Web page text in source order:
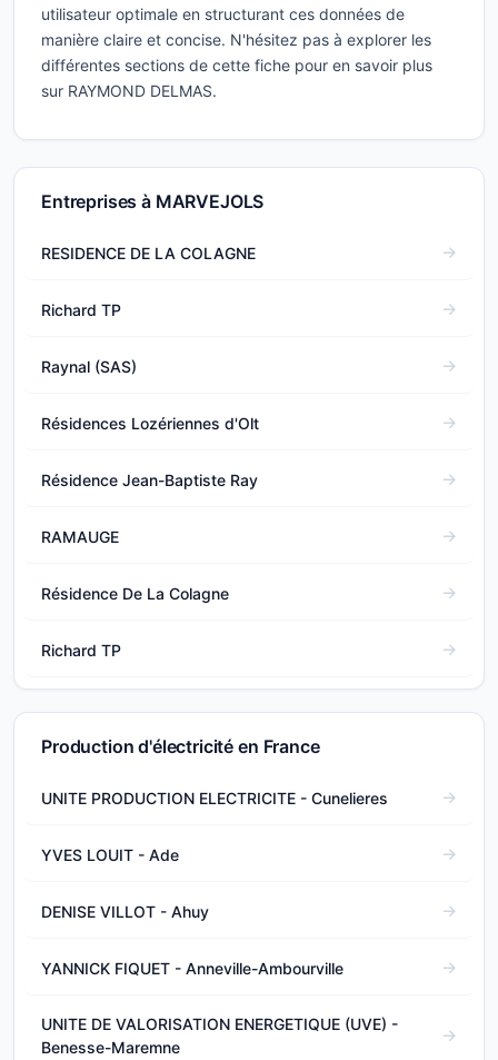
utilisateur optimale en structurant ces données de
manière claire et concise. N'hésitez pas à explorer les
différentes sections de cette fiche pour en savoir plus
sur RAYMOND DELMAS.
Entreprises à MARVEJOLS
RESIDENCE DE LA COLAGNE
Richard TP
Raynal (SAS)
Résidences Lozériennes d'Olt
Résidence Jean-Baptiste Ray
RAMAUGE
Résidence De La Colagne
Richard TP
Production d'électricité en France
UNITE PRODUCTION ELECTRICITE - Cunelieres
YVES LOUIT - Ade
DENISE VILLOT - Ahuy
YANNICK FIQUET - Anneville-Ambourville
UNITE DE VALORISATION ENERGETIQUE (UVE) -
Benesse-Maremne